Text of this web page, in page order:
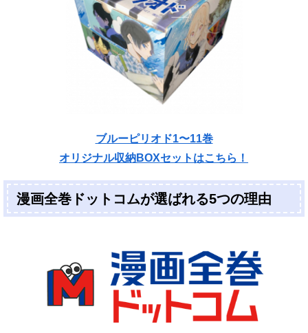
ブルーピリオド1〜11巻
オリジナル収納BOXセットはこちら！
漫画全巻ドットコムが選ばれる5つの理由